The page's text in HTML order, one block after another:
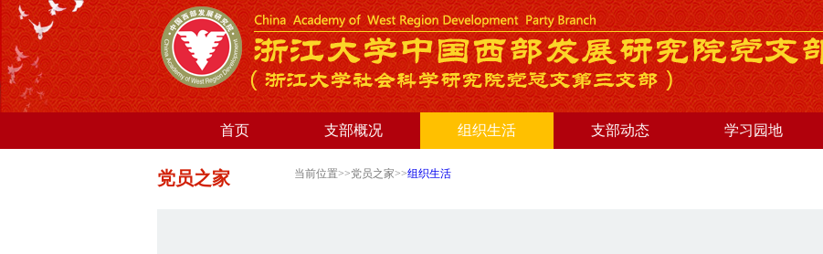
首页 支部概况 组织生活 支部动态 学习园地
党员之家 当前位置>>党员之家>>组织生活